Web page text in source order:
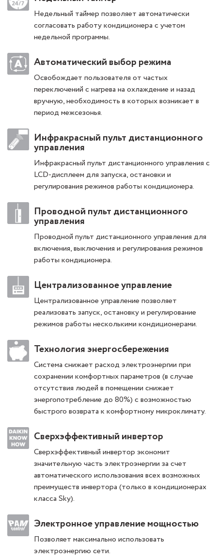
Недельный таймер позволяет автоматически
согласовать работу кондиционера с учетом
недельной программы.
Автоматический выбор режима
Освобождает пользователя от частых
переключений с нагрева на охлаждение и назад
вручную, необходимость в которых возникает в
период межсезонья.
Инфракрасный пульт дистанционного
управления
Инфракрасный пульт дистанционного управления с
LCD-дисплеем для запуска, остановки и
регулирования режимов работы кондиционера.
Проводной пульт дистанционного
управления
Проводной пульт дистанционного управления для
включения, выключения и регулирования режимов
работы кондиционера.
Централизованное управление
Централизованное управление позволяет
реализовать запуск, остановку и регулирование
режимов работы несколькими кондиционерами.
Технология энергосбережения
Система снижает расход электроэнергии при
сохранении комфортных параметров (в случае
отсутствия людей в помещении снижает
энергопотребление до 80%) с возможностью
быстрого возврата к комфортному микроклимату.
Сверхэффективный инвертор
Сверхэффективный инвертор экономит
значительную часть электроэнергии за счет
автоматического использования всех возможных
преимуществ инвертора (только в кондиционерах
класса Sky).
Электронное управление мощностью
Позволяет максимально использовать
электроэнергию сети.